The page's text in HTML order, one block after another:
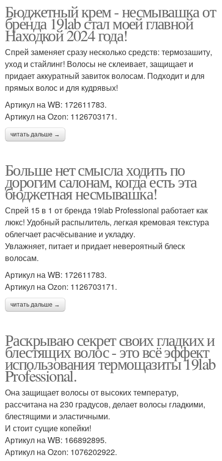
Бюджетный крем - несмывашка от
бренда 19lab стал моей главной
Находкой 2024 года!
Спрей заменяет сразу несколько средств: термозашиту,
уход и стайлинг! Волосы не склеивает, защищает и
придает аккуратный завиток волосам. Подходит и для
прямых волос и для кудрявых!
Артикул на WB: 172611783.
Артикул на Ozon: 1126703171.
читать дальше →
Больше нет смысла ходить по
дорогим салонам, когда есть эта
бюджетная несмывашка!
Спрей 15 в 1 от бренда 19lab Professional работает как
люкс! Удобный распылитель, легкая кремовая текстура
облегчает расчёсывание и укладку.
Увлажняет, питает и придает невероятный блеск
волосам.
Артикул на WB: 172611783.
Артикул на Ozon: 1126703171.
читать дальше →
Раскрываю секрет своих гладких и
блестящих волос - это всё эффект
использования термощазиты 19lab
Professional.
Она защищает волосы от высоких температур,
рассчитана на 230 градусов, делает волосы гладкими,
блестящими и эластичными.
И стоит сущие копейки!
Артикул на WB: 166892895.
Артикул на Ozon: 1076202922.